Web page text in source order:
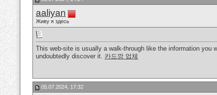
aaliyan
Живу я здесь
This web-site is usually a walk-through like the information you
undoubtedly discover it. 카드깡 업체
05.07.2024, 17:32